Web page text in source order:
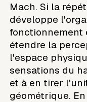
Mach. Si la
développe
fonctionnement
étendre la
l'espace
sensations du
et à en tirer
géométrique.